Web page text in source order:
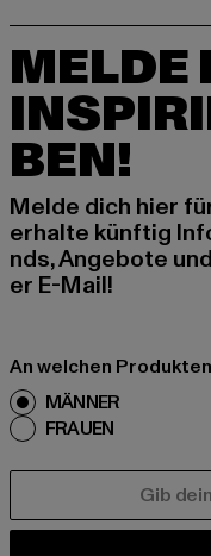
MELDE
BEN!
Melde dich hier
erhalte künftig
nds, Angebote
er E-Mail!
An welchen
MÄNNER
FRAUEN